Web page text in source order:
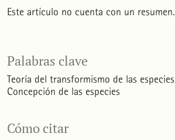
Palabras clave
Teoría del transformismo de las especies
Concepción de las especies
Cómo citar
Este artículo no cuenta con un resumen.